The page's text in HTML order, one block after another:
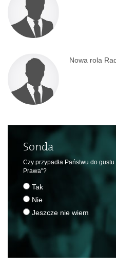
Nowa rola
Sonda
Czy przypadła Państwu do
Prawa"?
Tak
Nie
Jeszcze nie wiem